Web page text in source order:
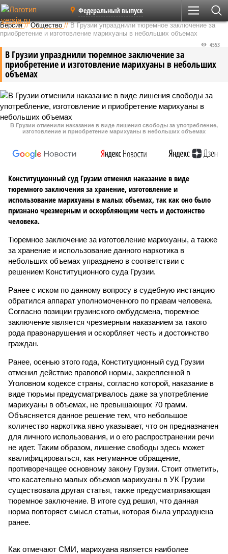
Федеральный выпуск
Версия //Общество //В Грузии упразднили тюремное заключение за
приобретение и изготовление марихуаны в небольших объемах
В Грузии упразднили тюремное заключение за
приобретение и изготовление марихуаны в небольших
объемах
4553
В Грузии отменили наказание в виде лишения свободы за употребление,
изготовление и приобретение марихуаны в небольших объемах
Конституционный суд Грузии отменил наказание в виде
тюремного заключения за хранение, изготовление и
использование марихуаны в малых объемах, так как оно было
признано чрезмерным и оскорбляющим честь и достоинство
человека.
Тюремное заключение за изготовление марихуаны, а также
за хранение и использование данного наркотика в
небольших объемах упразднено в соответствии с
решением Конституционного суда Грузии.
Ранее с иском по данному вопросу в судебную инстанцию
обратился аппарат уполномоченного по правам человека.
Согласно позиции грузинского омбудсмена, тюремное
заключение является чрезмерным наказанием за такого
рода правонарушения и оскорбляет честь и достоинство
граждан.
Ранее, осенью этого года, Конституционный суд Грузии
отменил действие правовой нормы, закрепленной в
Уголовном кодексе страны, согласно которой, наказание в
виде тюрьмы предусматривалось даже за употребление
марихуаны в объемах, не превышающих 70 грамм.
Объясняется данное решение тем, что небольшое
количество наркотика явно указывает, что он предназначен
для личного использования, и о его распространении речи
не идет. Таким образом, лишение свободы здесь может
квалифицироваться, как негуманное обращение,
противоречащее основному закону Грузии. Стоит отметить,
что касательно малых объемов марихуаны в УК Грузии
существовала другая статья, также предусматривающая
тюремное заключение. В итоге суд решил, что данная
норма повторяет смысл статьи, которая была упразднена
ранее.
Как отмечают СМИ, марихуана является наиболее